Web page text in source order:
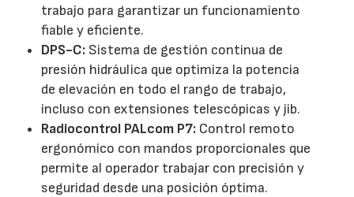
trabajo para garantizar un funcionamiento
fiable y eficiente.
DPS-C: Sistema de gestión continua de
presión hidráulica que optimiza la potencia
de elevación en todo el rango de trabajo,
incluso con extensiones telescópicas y jib.
Radiocontrol PALcom P7: Control remoto
ergonómico con mandos proporcionales que
permite al operador trabajar con precisión y
seguridad desde una posición óptima.